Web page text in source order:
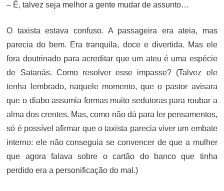
– É, talvez seja melhor a gente mudar de assunto…
O taxista estava confuso. A passageira era ateia, mas
parecia do bem. Era tranquila, doce e divertida. Mas ele
fora doutrinado para acreditar que um ateu é uma espécie
de Satanás. Como resolver esse impasse? (Talvez ele
tenha lembrado, naquele momento, que o pastor avisara
que o diabo assumia formas muito sedutoras para roubar a
alma dos crentes. Mas, como não dá para ler pensamentos,
só é possível afirmar que o taxista parecia viver um embate
interno: ele não conseguia se convencer de que a mulher
que agora falava sobre o cartão do banco que tinha
perdido era a personificação do mal.)